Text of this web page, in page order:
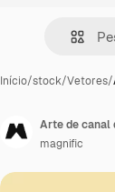
Início/stock/Vetores/
Arte de canal
magnific